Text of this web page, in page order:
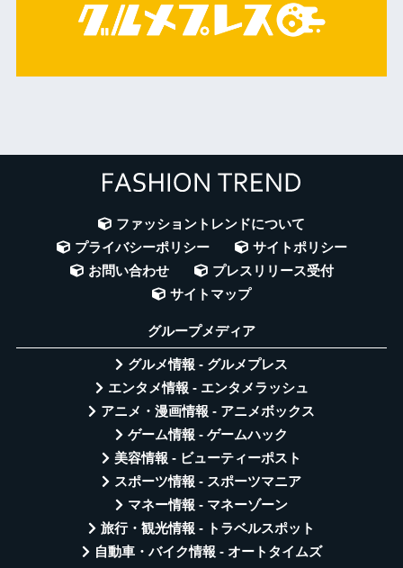
ファッショントレンドについて
プライバシーポリシー
サイトポリシー
お問い合わせ
プレスリリース受付
サイトマップ
グループメディア
グルメ情報 - グルメプレス
エンタメ情報 - エンタメラッシュ
アニメ・漫画情報 - アニメボックス
ゲーム情報 - ゲームハック
美容情報 - ビューティーポスト
スポーツ情報 - スポーツマニア
マネー情報 - マネーゾーン
旅行・観光情報 - トラベルスポット
自動車・バイク情報 - オートタイムズ